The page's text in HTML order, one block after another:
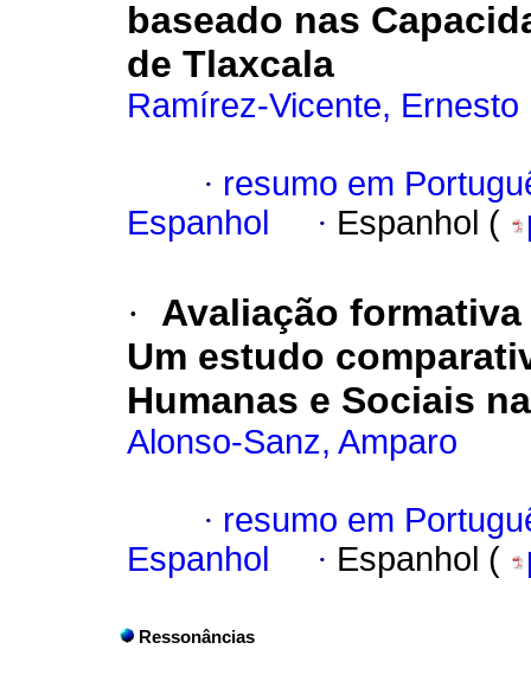
baseado nas
de Tlaxcala
Ramírez-Vicente, Ernesto
· resumo em
Espanhol
· Espanhol (
·
Avaliação
Um estudo
Humanas e Sociais
Alonso-Sanz, Amparo
· resumo em
Espanhol
· Espanhol (
Ressonâncias